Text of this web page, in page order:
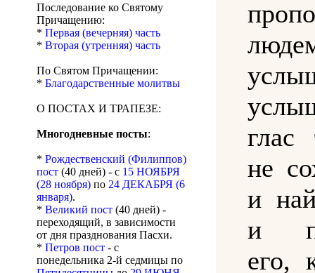
Последование ко Святому
Причащению:
* Первая (вечерняя) часть
* Вторая (утренняя) часть
По Святом Причащении:
* Благодарственные молитвы
О ПОСТАХ И ТРАПЕЗЕ:
Многодневные посты:
* Рождественский (Филиппов)
пост (40 дней) - с 15 НОЯБРЯ
(28 ноября) по 24 ДЕКАБРЯ (6
января).
* Великий пост (40 дней) -
переходящий, в зависимости
от дня празднования Пасхи.
* Петров пост - с
понедельника 2-й седмицы по
глас
не
и
и
его,